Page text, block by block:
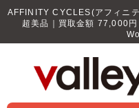
AFFINITY CYCLES(アフィニ
超美品｜買取金額 77,000